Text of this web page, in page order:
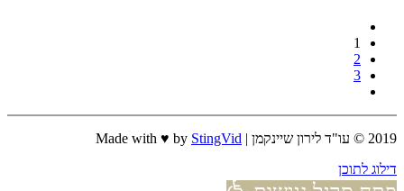
1
2
3
2019 © עו"ד לירון שיינקמן | Made with ♥ by
StingVid
דילוג לתוכן